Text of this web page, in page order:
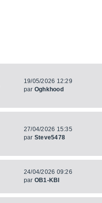
19/05/2026 12:29
par Oghkhood
27/04/2026 15:35
par Steve5478
24/04/2026 09:26
par OB1-KBI